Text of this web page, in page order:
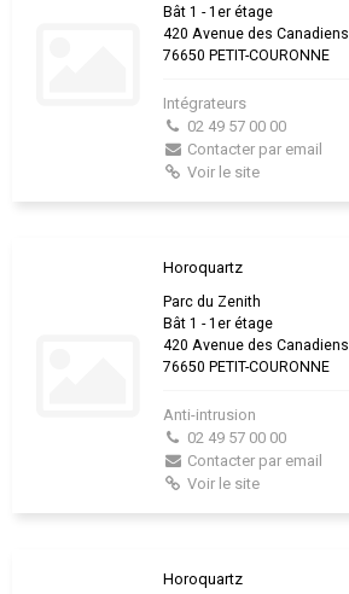
Bât 1 - 1er étage
420 Avenue des Canadiens
76650 PETIT-COURONNE
Intégrateurs
02 49 57 00 00
Contacter par email
Voir le site
Horoquartz
Parc du Zenith
Bât 1 - 1er étage
420 Avenue des Canadiens
76650 PETIT-COURONNE
Anti-intrusion
02 49 57 00 00
Contacter par email
Voir le site
Horoquartz